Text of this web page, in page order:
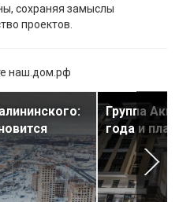
сохраняя замыслы
проектов.
наш.дом.рф
Группа
года и